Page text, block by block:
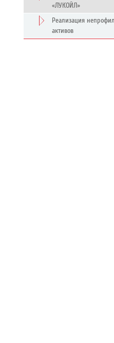
«ЛУКОЙЛ»
Реализация
активов